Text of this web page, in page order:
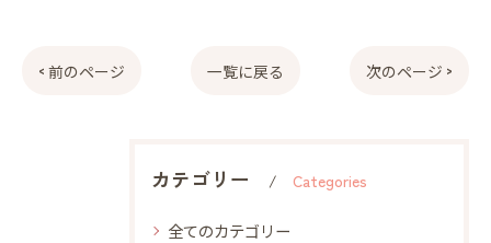
< 前のページ 一覧に戻る 次のページ >
カテゴリー Categories
全てのカテゴリー